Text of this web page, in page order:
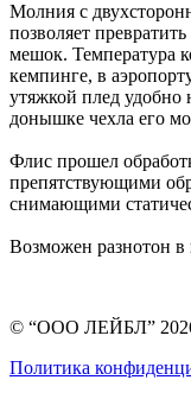
Молния с
позволяет
мешок. Температура
кемпинге, в
утяжкой плед удобно
донышке чехла его
Флис прошел
препятствующими
снимающими
Возможен разнотон в
© “ООО ЛЕЙБЛ”
Политика